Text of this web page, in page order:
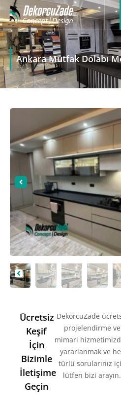
Ankara Mutfak Dolabı
Ücretsiz
Keşif
İçin
Bizimle
İletişime
Geçin
DekorcuZade
projelendirme ve
mimari
yararlanmak ve
türlü sorularınız
lütfen bizi arayın.